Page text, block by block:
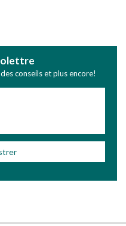
conseils et plus encore!